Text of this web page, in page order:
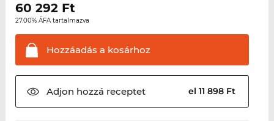
60 292Ft
27.00% ÁFA tartalmazva
Hozzáadás a kosárhoz
Adjon hozzá receptet el 11 898 Ft